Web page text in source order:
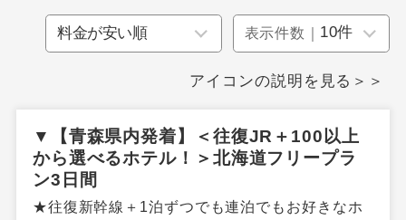
表示件数｜
アイコンの説明を見る＞＞
▼【青森県内発着】＜往復JR＋100以上
から選べるホテル！＞北海道フリープラ
ン3日間
★往復新幹線＋1泊ずつでも連泊でもお好きなホ